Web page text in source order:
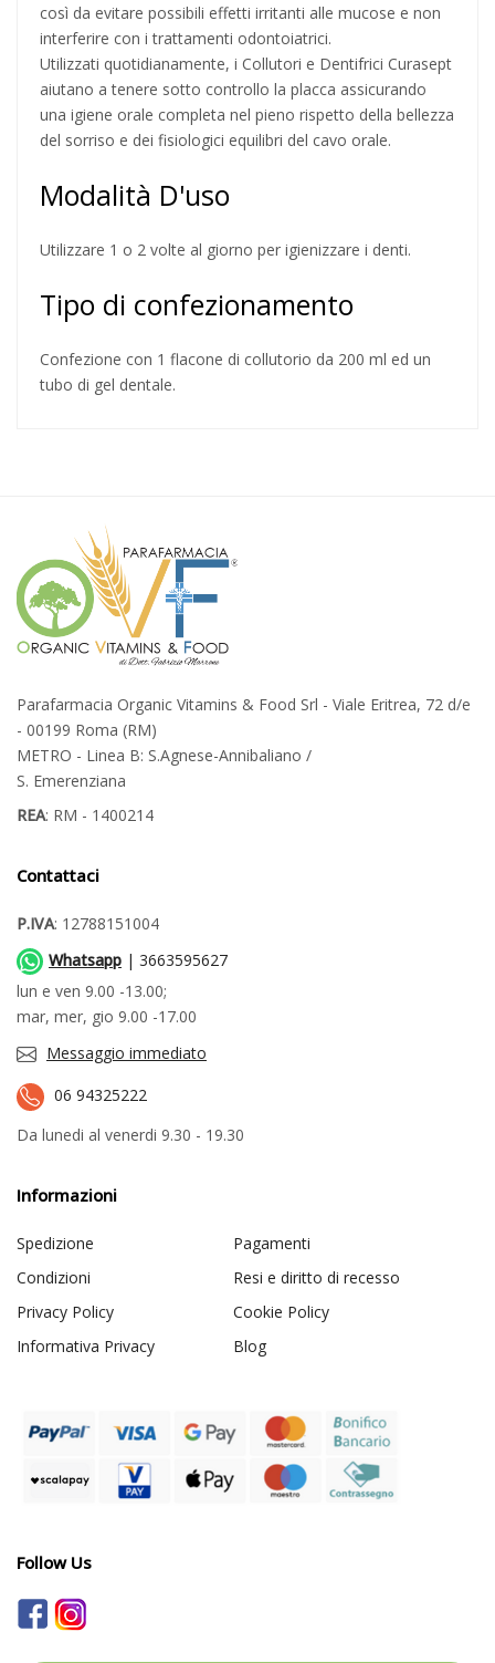
così da evitare possibili effetti irritanti alle mucose e non
interferire con i trattamenti odontoiatrici.
Utilizzati quotidianamente, i Collutori e Dentifrici Curasept
aiutano a tenere sotto controllo la placca assicurando
una igiene orale completa nel pieno rispetto della bellezza
del sorriso e dei fisiologici equilibri del cavo orale.
Modalità D'uso
Utilizzare 1 o 2 volte al giorno per igienizzare i denti.
Tipo di confezionamento
Confezione con 1 flacone di collutorio da 200 ml ed un
tubo di gel dentale.
Parafarmacia Organic Vitamins & Food Srl - Viale Eritrea, 72 d/e
- 00199 Roma (RM)
METRO - Linea B: S.Agnese-Annibaliano /
S. Emerenziana
REA: RM - 1400214
Contattaci
P.IVA: 12788151004
Whatsapp | 3663595627
lun e ven 9.00 -13.00;
mar, mer, gio 9.00 -17.00
Messaggio immediato
06 94325222
Da lunedi al venerdi 9.30 - 19.30
Informazioni
Spedizione
Pagamenti
Condizioni
Resi e diritto di recesso
Privacy Policy
Cookie Policy
Informativa Privacy
Blog
Follow Us